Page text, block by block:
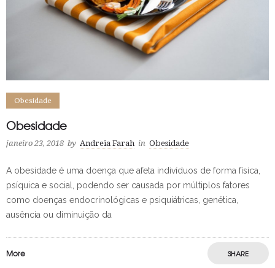
Obesidade
Obesidade
janeiro 23, 2018 by Andreia Farah in Obesidade
A obesidade é uma doença que afeta indivíduos de forma física,
psíquica e social, podendo ser causada por múltiplos fatores
como doenças endocrinológicas e psiquiátricas, genética,
ausência ou diminuição da
More SHARE